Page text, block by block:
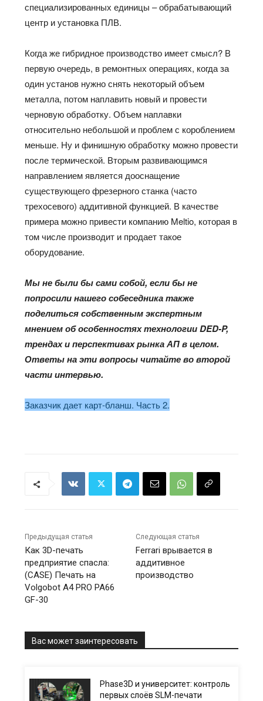
специализированных единицы – обрабатывающий
центр и установка ПЛВ.
Когда же гибридное производство имеет смысл? В
первую очередь, в ремонтных операциях, когда за
один установ нужно снять некоторый объем
металла, потом наплавить новый и провести
черновую обработку. Объем наплавки
относительно небольшой и проблем с короблением
меньше. Ну и финишную обработку можно провести
после термической. Вторым развивающимся
направлением является дооснащение
существующего фрезерного станка (часто
трехосевого) аддитивной функцией. В качестве
примера можно привести компанию Meltio, которая в
том числе производит и продает такое
оборудование.
Мы не были бы сами собой, если бы не
попросили нашего собеседника также
поделиться собственным экспертным
мнением об особенностях технологии DED-P,
трендах и перспективах рынка АП в целом.
Ответы на эти вопросы читайте во второй
части интервью.
Заказчик дает карт-бланш. Часть 2.
Предыдущая статья
Как 3D-печать
предприятие спасла:
(CASE) Печать на
Volgobot A4 PRO PA66
GF-30
Следующая статья
Ferrari врывается в
аддитивное
производство
Вас может заинтересовать
Phase3D и университет: контроль
первых слоёв SLM-печати